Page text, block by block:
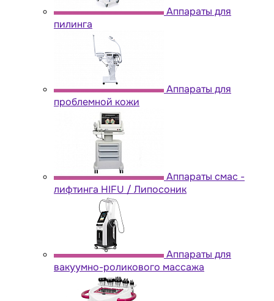
Аппараты для
пилинга
Аппараты для
проблемной кожи
Аппараты cмас -
лифтинга HIFU / Липосоник
Аппараты для
вакуумно-роликового массажа